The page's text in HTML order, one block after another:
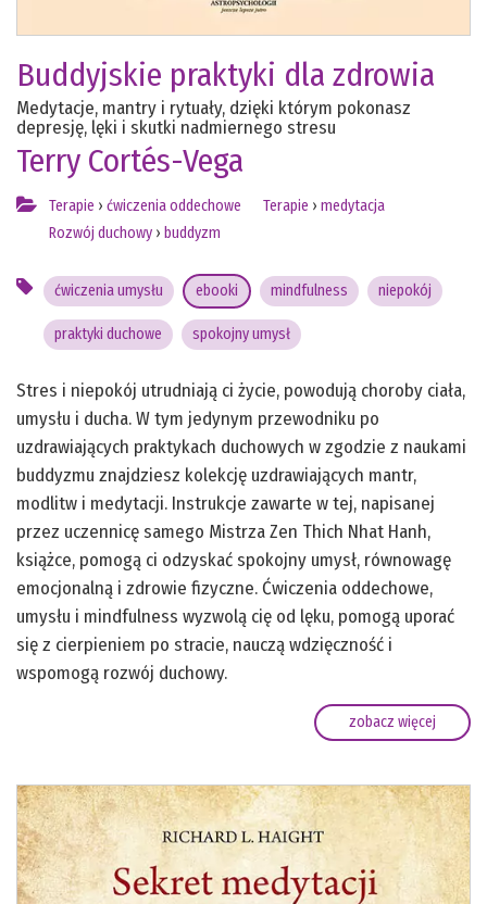
Buddyjskie praktyki dla zdrowia
Medytacje, mantry i rytuały, dzięki którym pokonasz
depresję, lęki i skutki nadmiernego stresu
Terry Cortés-Vega
Terapie › ćwiczenia oddechowe
Rozwój duchowy › buddyzm
Terapie › medytacja
ćwiczenia umysłu ebooki mindfulness niepokój
praktyki duchowe spokojny umysł
Stres i niepokój utrudniają ci życie, powodują choroby ciała,
umysłu i ducha. W tym jedynym przewodniku po
uzdrawiających praktykach duchowych w zgodzie z naukami
buddyzmu znajdziesz kolekcję uzdrawiających mantr,
modlitw i medytacji. Instrukcje zawarte w tej, napisanej
przez uczennicę samego Mistrza Zen Thich Nhat Hanh,
książce, pomogą ci odzyskać spokojny umysł, równowagę
emocjonalną i zdrowie fizyczne. Ćwiczenia oddechowe,
umysłu i mindfulness wyzwolą cię od lęku, pomogą uporać
się z cierpieniem po stracie, nauczą wdzięczność i
wspomogą rozwój duchowy.
zobacz więcej